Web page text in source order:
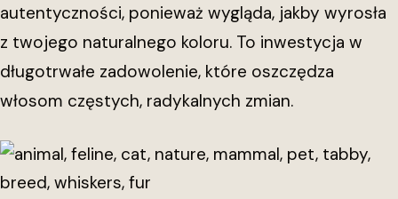
autentyczności, ponieważ wygląda, jakby wyrosła
z twojego naturalnego koloru. To inwestycja w
długotrwałe zadowolenie, które oszczędza
włosom częstych, radykalnych zmian.